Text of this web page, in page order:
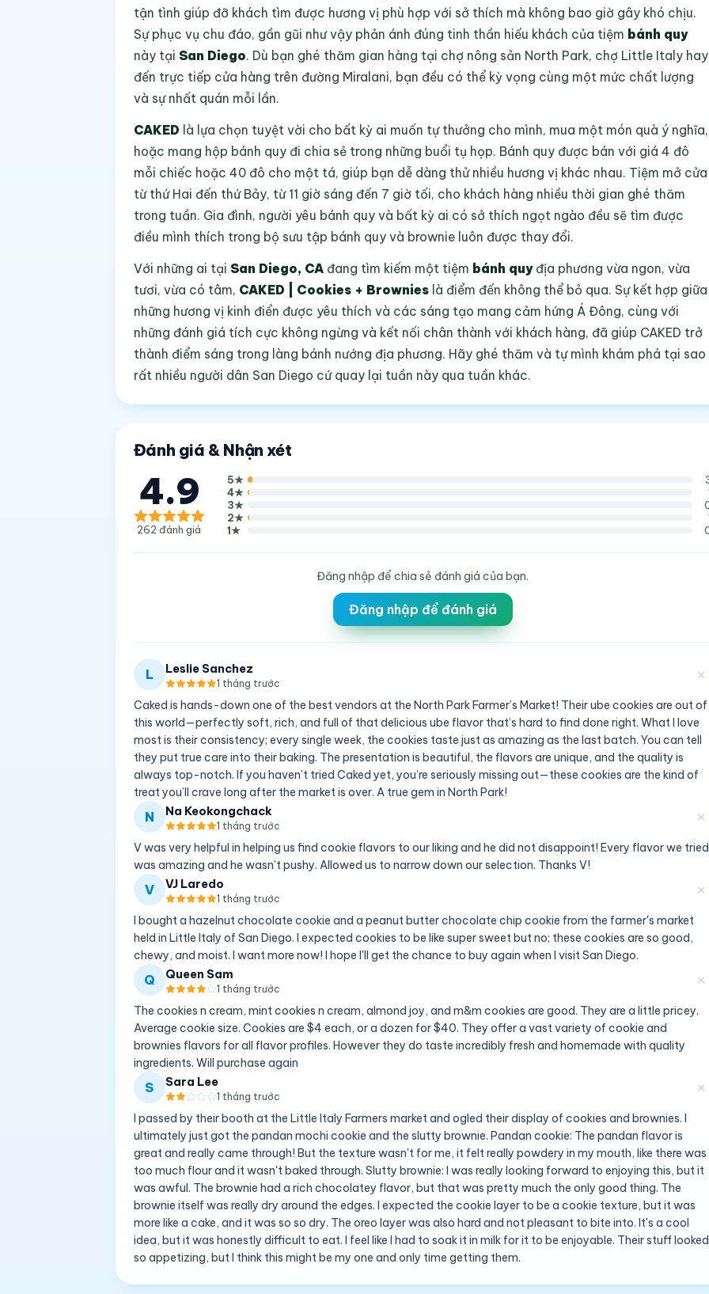
tận tình giúp đỡ khách tìm được hương vị phù hợp với sở thích mà không bao giờ gây khó chịu.
Sự phục vụ chu đáo, gần gũi như vậy phản ánh đúng tinh thần hiếu khách của tiệm bánh quy
này tại San Diego. Dù bạn ghé thăm gian hàng tại chợ nông sản North Park, chợ Little Italy hay
đến trực tiếp cửa hàng trên đường Miralani, bạn đều có thể kỳ vọng cùng một mức chất lượng
và sự nhất quán mỗi lần.
CAKED là lựa chọn tuyệt vời cho bất kỳ ai muốn tự thưởng cho mình, mua một món quà ý nghĩa,
hoặc mang hộp bánh quy đi chia sẻ trong những buổi tụ họp. Bánh quy được bán với giá 4 đô
mỗi chiếc hoặc 40 đô cho một tá, giúp bạn dễ dàng thử nhiều hương vị khác nhau. Tiệm mở cửa
từ thứ Hai đến thứ Bảy, từ 11 giờ sáng đến 7 giờ tối, cho khách hàng nhiều thời gian ghé thăm
trong tuần. Gia đình, người yêu bánh quy và bất kỳ ai có sở thích ngọt ngào đều sẽ tìm được
điều mình thích trong bộ sưu tập bánh quy và brownie luôn được thay đổi.
Với những ai tại San Diego, CAđang tìm kiếm một tiệm bánh quyđịa phương vừa ngon, vừa
tươi, vừa có tâm, CAKED | Cookies + Brownieslà điểm đến không thể bỏ qua. Sự kết hợp giữa
những hương vị kinh điển được yêu thích và các sáng tạo mang cảm hứng Á Đông, cùng với
những đánh giá tích cực không ngừng và kết nối chân thành với khách hàng, đã giúp CAKED trở
thành điểm sáng trong làng bánh nướng địa phương. Hãy ghé thăm và tự mình khám phá tại sao
rất nhiều người dân San Diego cứ quay lại tuần này qua tuần khác.
Đánh giá & Nhận xét
4.9
262 đánh giá
5★
4★
3★
2★
1★
Đăng nhập để chia sẻ đánh giá của bạn.
Đăng nhập để đánh giá
L Leslie Sanchez
1 tháng trước
✕
Caked is hands-down one of the best vendors at the North Park Farmer’s Market! Their ube cookies are out of
this world—perfectly soft, rich, and full of that delicious ube flavor that’s hard to find done right. What I love
most is their consistency; every single week, the cookies taste just as amazing as the last batch. You can tell
they put true care into their baking. The presentation is beautiful, the flavors are unique, and the quality is
always top-notch. If you haven’t tried Caked yet, you’re seriously missing out—these cookies are the kind of
treat you’ll crave long after the market is over. A true gem in North Park!
N Na Keokongchack
1 tháng trước
✕
V was very helpful in helping us find cookie flavors to our liking and he did not disappoint! Every flavor we tried
was amazing and he wasn’t pushy. Allowed us to narrow down our selection. Thanks V!
V VJ Laredo
1 tháng trước
✕
I bought a hazelnut chocolate cookie and a peanut butter chocolate chip cookie from the farmer's market
held in Little Italy of San Diego. I expected cookies to be like super sweet but no; these cookies are so good,
chewy, and moist. I want more now! I hope I'll get the chance to buy again when I visit San Diego.
Q Queen Sam
1 tháng trước
✕
The cookies n cream, mint cookies n cream, almond joy, and m&m cookies are good. They are a little pricey.
Average cookie size. Cookies are $4 each, or a dozen for $40. They offer a vast variety of cookie and
brownies flavors for all flavor profiles. However they do taste incredibly fresh and homemade with quality
ingredients. Will purchase again
S Sara Lee
1 tháng trước
✕
I passed by their booth at the Little Italy Farmers market and ogled their display of cookies and brownies. I
ultimately just got the pandan mochi cookie and the slutty brownie. Pandan cookie: The pandan flavor is
great and really came through! But the texture wasn't for me, it felt really powdery in my mouth, like there was
too much flour and it wasn't baked through. Slutty brownie: I was really looking forward to enjoying this, but it
was awful. The brownie had a rich chocolatey flavor, but that was pretty much the only good thing. The
brownie itself was really dry around the edges. I expected the cookie layer to be a cookie texture, but it was
more like a cake, and it was so so dry. The oreo layer was also hard and not pleasant to bite into. It's a cool
idea, but it was honestly difficult to eat. I feel like I had to soak it in milk for it to be enjoyable. Their stuff looked
so appetizing, but I think this might be my one and only time getting them.